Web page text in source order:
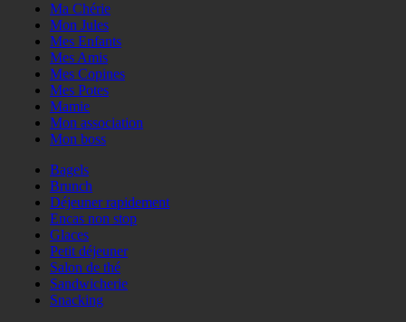
Ma Chérie
Mon Jules
Mes Enfants
Mes Amis
Mes Copines
Mes Potes
Mamie
Mon association
Mon boss
Bagels
Brunch
Déjeuner rapidement
Encas non stop
Glaces
Petit déjeuner
Salon de thé
Sandwicherie
Snacking